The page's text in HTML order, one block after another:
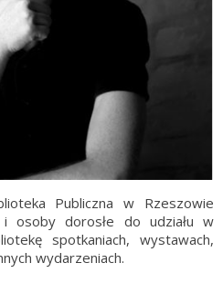
Publiczna w Rzeszowie
i osoby dorosłe do udziału w
spotkaniach, wystawach,
wydarzeniach.